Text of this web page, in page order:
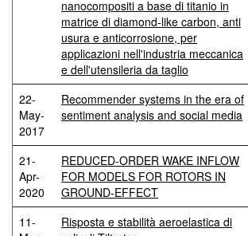
nanocompositi a base di titanio in
matrice di diamond-like carbon, anti
usura e anticorrosione, per
applicazioni nell'industria meccanica
e dell'utensileria da taglio
22-
May-
2017
Recommender systems in the era of
sentiment analysis and social media
21-
Apr-
2020
REDUCED-ORDER WAKE INFLOW
FOR MODELS FOR ROTORS IN
GROUND-EFFECT
11-
Risposta e stabilità aeroelastica di